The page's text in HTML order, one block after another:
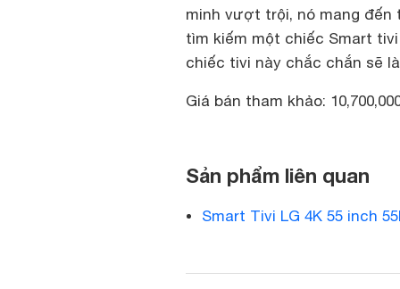
minh vượt trội, nó mang đến
tìm kiếm một chiếc Smart
chiếc tivi này chắc chắn sẽ
Giá bán tham khảo:
Sản phẩm liên quan
Smart Tivi LG 4K 55 inch